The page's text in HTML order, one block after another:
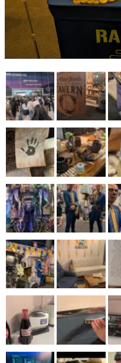
特集記事
マンガ
女性向け
アプリレビュー
その他
電ファミニコゲーマーとは？
運営：株式会社マレ